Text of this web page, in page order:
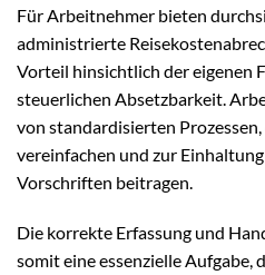
Für Arbeitnehmer bieten
administrierte
Vorteil hinsichtlich der eigenen
steuerlichen Absetzbarkeit.
von standardisierten
vereinfachen und zur
Vorschriften beitragen.
Die korrekte Erfassung und
somit eine essenzielle Aufgabe,